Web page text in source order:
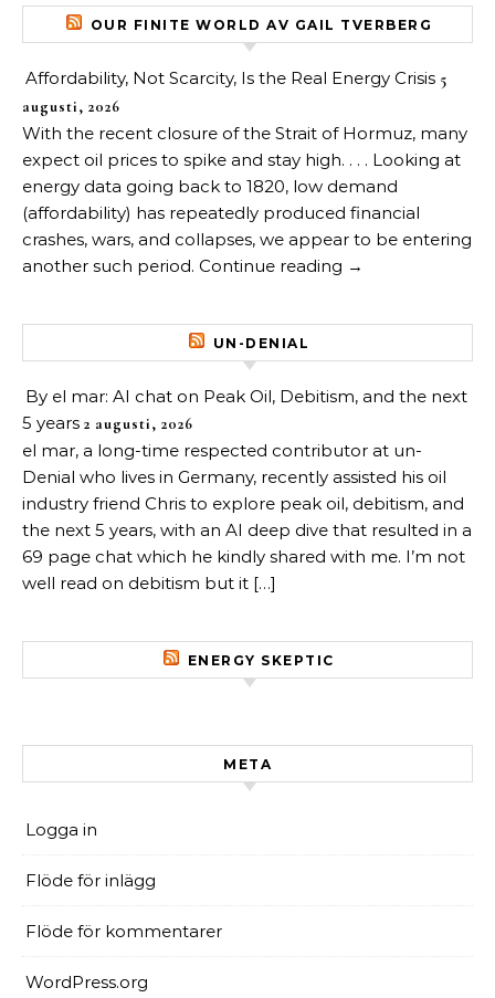
OUR FINITE WORLD AV GAIL TVERBERG
Affordability, Not Scarcity, Is the Real Energy Crisis 5
augusti, 2026
With the recent closure of the Strait of Hormuz, many
expect oil prices to spike and stay high. . . . Looking at
energy data going back to 1820, low demand
(affordability) has repeatedly produced financial
crashes, wars, and collapses, we appear to be entering
another such period. Continue reading →
UN-DENIAL
By el mar: AI chat on Peak Oil, Debitism, and the next
5 years 2 augusti, 2026
el mar, a long-time respected contributor at un-
Denial who lives in Germany, recently assisted his oil
industry friend Chris to explore peak oil, debitism, and
the next 5 years, with an AI deep dive that resulted in a
69 page chat which he kindly shared with me. I’m not
well read on debitism but it […]
ENERGY SKEPTIC
META
Logga in
Flöde för inlägg
Flöde för kommentarer
WordPress.org